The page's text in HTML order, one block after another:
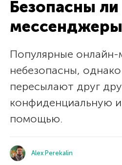
Безопасны ли
Популярные
небезопасны,
пересылают друг
конфиденциальную
помощью.
Alex Perekalin